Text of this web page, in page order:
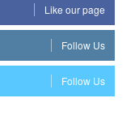
Like our page
Follow Us
Follow Us